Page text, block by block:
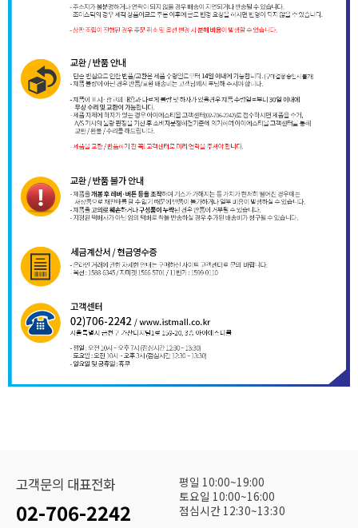
고객문의 대표전화
02-706-2242
평일 10:00~19:00
토요일 10:00~16:00
점심시간 12:30~13:30